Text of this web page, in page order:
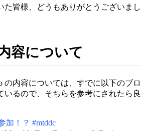
た皆様、どうもありがとうございまし
容について
の内容については、すでに以下のブロ
いるので、そちらを参考にされたら良
加！？ #mtddc